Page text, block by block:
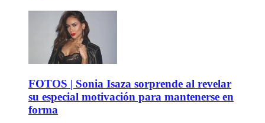
FOTOS | Sonia Isaza sorprende al revelar
su especial motivación para mantenerse en
forma